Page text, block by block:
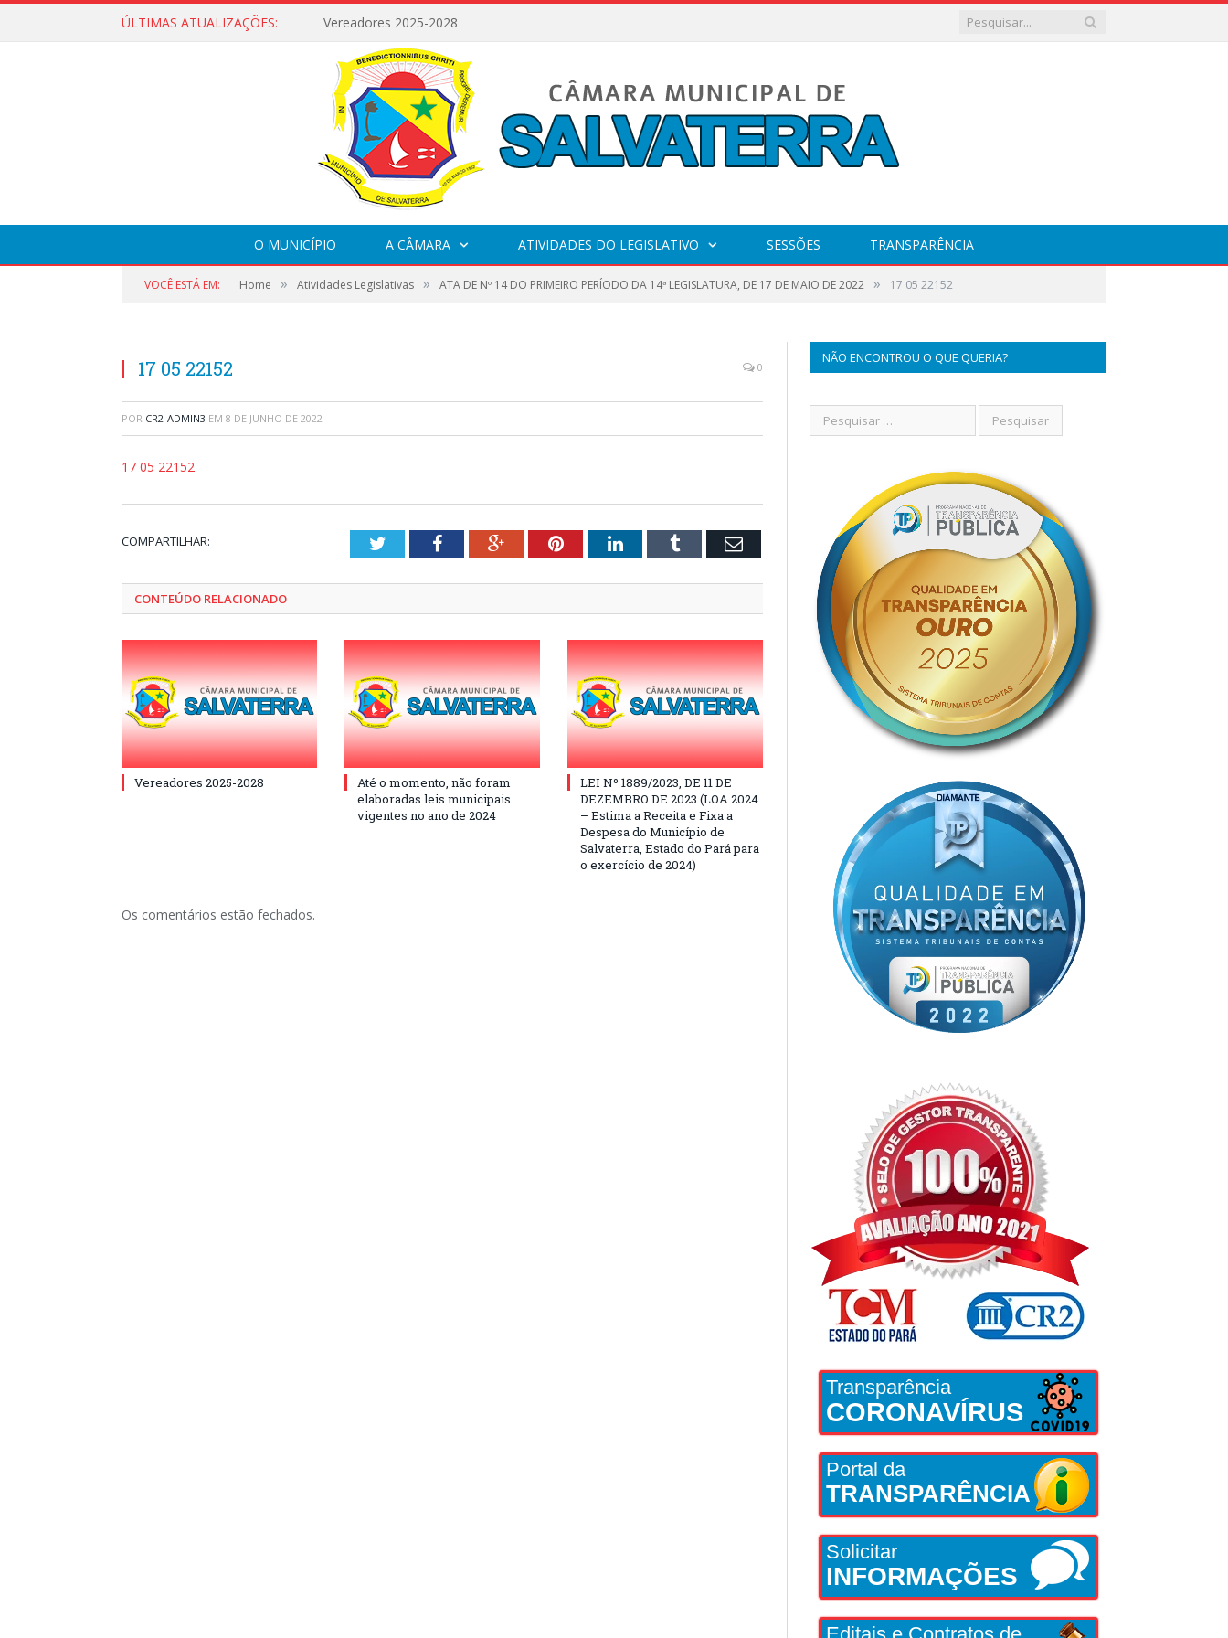
ÚLTIMAS ATUALIZAÇÕES: Vereadores 2025-2028
O MUNICÍPIO A CÂMARA ATIVIDADES DO LEGISLATIVO SESSÕES TRANSPARÊNCIA
VOCÊ ESTÁ EM: Home » Atividades Legislativas » ATA DE Nº 14 DO PRIMEIRO PERÍODO DA 14ª LEGISLATURA, DE 17 DE MAIO DE 2022 » 17 05 22152
17 05 22152 0
POR CR2-ADMIN3 EM 8 DE JUNHO DE 2022
17 05 22152
COMPARTILHAR: TwitterFacebookGoogle+PinterestLinkedInTumblr Email
CONTEÚDO RELACIONADO
Vereadores 2025-2028
Até o momento, não foram
elaboradas leis municipais
vigentes no ano de 2024
LEI Nº 1889/2023, DE 11 DE
DEZEMBRO DE 2023 (LOA 2024
– Estima a Receita e Fixa a
Despesa do Município de
Salvaterra, Estado do Pará para
o exercício de 2024)
Os comentários estão fechados.
NÃO ENCONTROU O QUE QUERIA?
Transparência
CORONAVÍRUS
Portal da
TRANSPARÊNCIA
Solicitar
INFORMAÇÕES